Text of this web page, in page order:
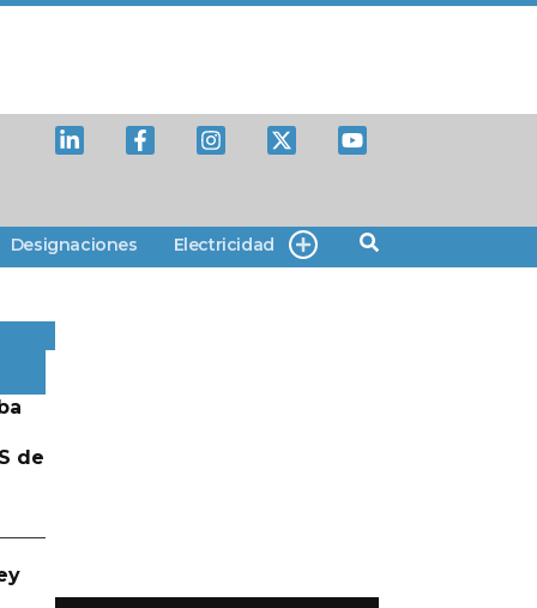
Designaciones Electricidad
de